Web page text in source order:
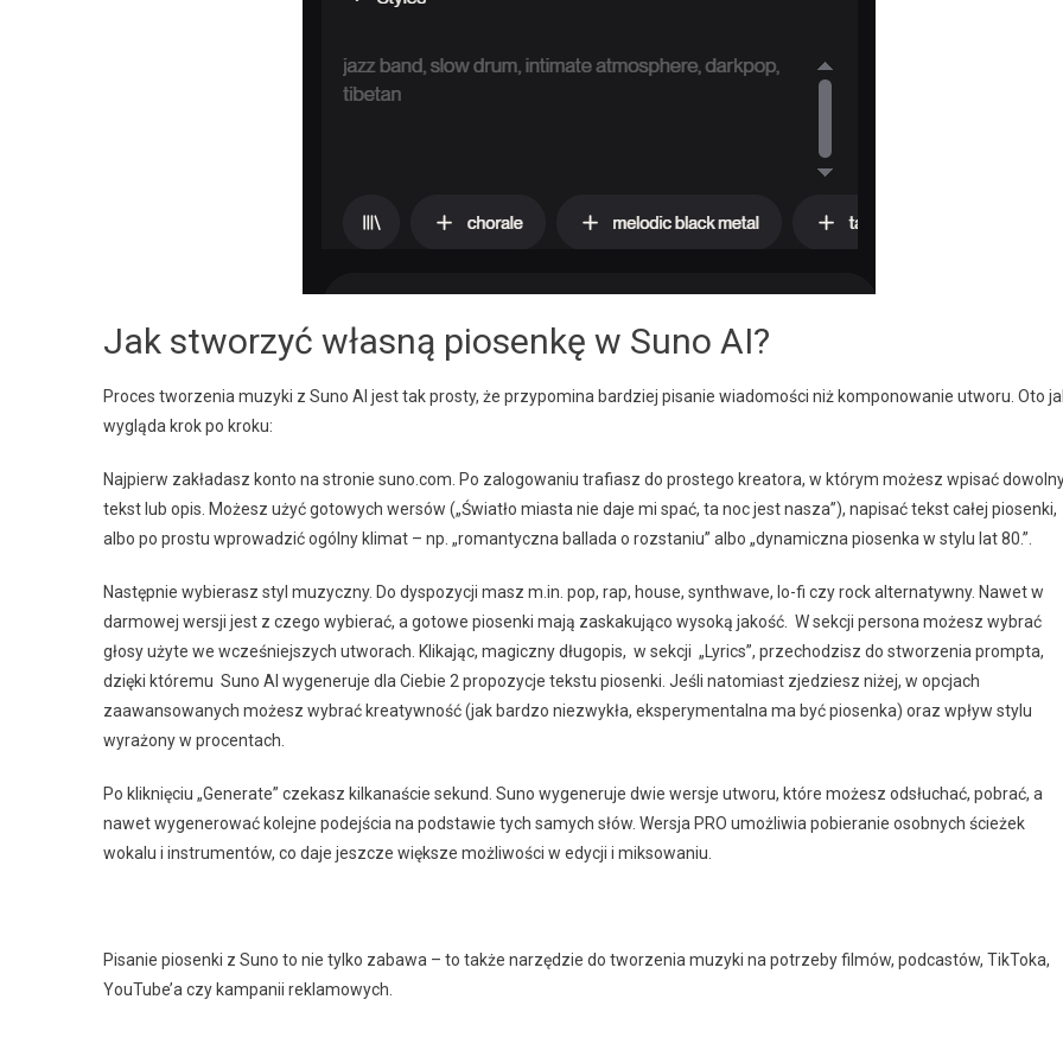
Jak stworzyć własną piosenkę w Suno AI?
Proces tworzenia muzyki z Suno AI jest tak prosty, że przypomina bardziej pisanie wiadomości niż komponowanie utworu. Oto
wygląda krok po kroku:
Najpierw zakładasz konto na stronie suno.com. Po zalogowaniu trafiasz do prostego kreatora, w którym możesz wpisać
tekst lub opis. Możesz użyć gotowych wersów („Światło miasta nie daje mi spać, ta noc jest nasza”), napisać tekst całej piosenki,
albo po prostu wprowadzić ogólny klimat – np. „romantyczna ballada o rozstaniu” albo „dynamiczna piosenka w stylu lat 80.”.
Następnie wybierasz styl muzyczny. Do dyspozycji masz m.in. pop, rap, house, synthwave, lo-fi czy rock alternatywny. Nawet w
darmowej wersji jest z czego wybierać, a gotowe piosenki mają zaskakująco wysoką jakość. W sekcji persona możesz wybrać
głosy użyte we wcześniejszych utworach. Klikając, magiczny długopis, w sekcji „Lyrics”, przechodzisz do stworzenia prompta,
dzięki któremu Suno AI wygeneruje dla Ciebie 2 propozycje tekstu piosenki. Jeśli natomiast zjedziesz niżej, w opcjach
zaawansowanych możesz wybrać kreatywność (jak bardzo niezwykła, eksperymentalna ma być piosenka) oraz wpływ stylu
wyrażony w procentach.
Po kliknięciu „Generate” czekasz kilkanaście sekund. Suno wygeneruje dwie wersje utworu, które możesz odsłuchać, pobrać, a
nawet wygenerować kolejne podejścia na podstawie tych samych słów. Wersja PRO umożliwia pobieranie osobnych ścieżek
wokalu i instrumentów, co daje jeszcze większe możliwości w edycji i miksowaniu.
Pisanie piosenki z Suno to nie tylko zabawa – to także narzędzie do tworzenia muzyki na potrzeby filmów, podcastów, TikToka,
YouTube’a czy kampanii reklamowych.